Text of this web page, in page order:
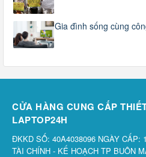
Gia đình sống cùng
CỬA HÀNG CUNG CẤP
LAPTOP24H
ĐKKD SỐ: 40A4038096 NGÀY CẤP:
TÀI CHÍNH - KẾ HOẠCH TP BUÔN